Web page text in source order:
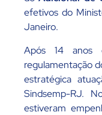
efetivos do
Janeiro.
Após 14
regulamentação
estratégica
Sindsemp-RJ.
estiveram